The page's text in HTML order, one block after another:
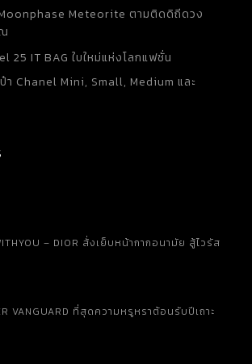
Meteorite ตามติดดิถีดวง
25 IT BAG ใบใหม่แห่งโลกแฟชั่น
ป๋า Chanel Mini, Small, Medium และ
– DIOR สั่งเย็บหน้ากากอนามัย สู้ไวรัส
VANGUARD ที่สุดความหรูหราต้อนรับปีเถาะ